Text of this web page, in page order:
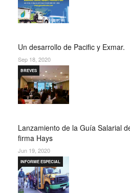
Un desarrollo de Pacific y Exmar.
Sep 18, 2020
Lanzamiento de la Guía Salarial
firma Hays
BREVES
Jun 19, 2020
INFORME ESPECIAL